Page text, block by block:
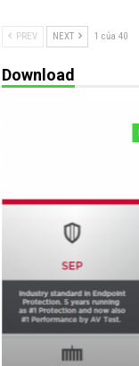
PREV NEXT 1 của 40
Download